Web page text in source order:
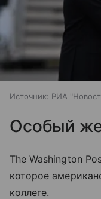
Источник: РИА
Особый
The Washington
которое
коллеге.